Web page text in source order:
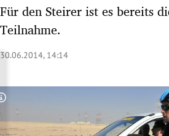
Untermenü
Untermenü
Für den Steirer ist es bereits
Teilnahme.
30.06.2014, 14:14
Copyright-Hinweis öffnen/schließen